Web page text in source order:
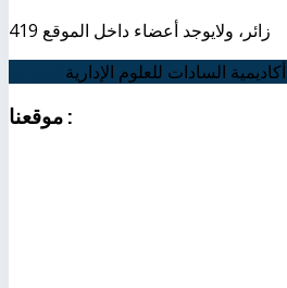
419 زائر، ولايوجد أعضاء داخل الموقع
أكاديمية السادات للعلوم الإدارية
: